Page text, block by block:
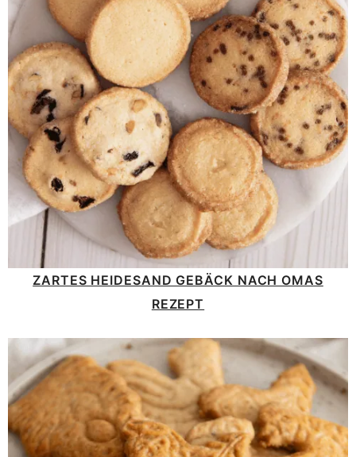
ZARTES HEIDESAND GEBÄCK NACH OMAS
REZEPT